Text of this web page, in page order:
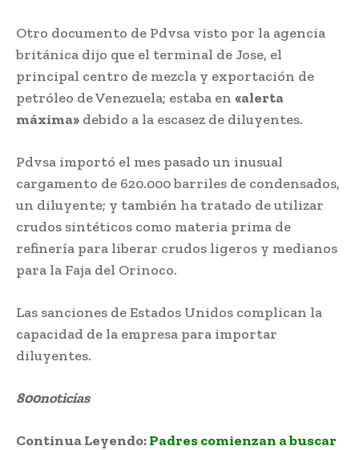
Otro documento de Pdvsa visto por la agencia
británica dijo que el terminal de Jose, el
principal centro de mezcla y exportación de
petróleo de Venezuela; estaba en «alerta
máxima» debido a la escasez de diluyentes.
Pdvsa importó el mes pasado un inusual
cargamento de 620.000 barriles de condensados,
un diluyente; y también ha tratado de utilizar
crudos sintéticos como materia prima de
refinería para liberar crudos ligeros y medianos
para la Faja del Orinoco.
Las sanciones de Estados Unidos complican la
capacidad de la empresa para importar
diluyentes.
800noticias
Continua Leyendo:Padres comienzan a buscar